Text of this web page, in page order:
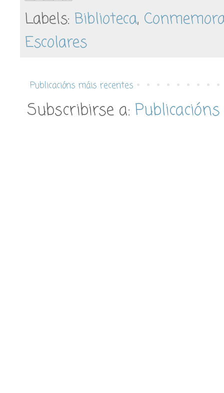
Labels: Biblioteca,
Escolares
Publicacións máis recentes
Subscribirse a: